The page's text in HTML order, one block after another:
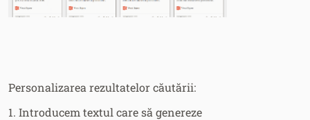
Personalizarea rezultatelor căutării:
1. Introducem textul care să genereze